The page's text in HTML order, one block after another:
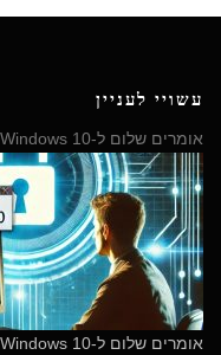
עשויי לעניין
אומרים שלום ל-Windows 10: הגיע הזמן להתקדם!